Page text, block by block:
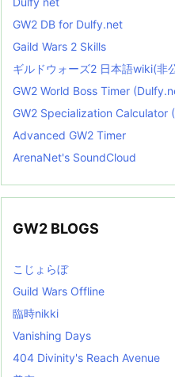
GW2 DB for Dulfy.net
Gaild Wars 2 Skills
ギルドウォーズ2 日本語wiki(非
GW2 World Boss Timer
GW2 Specialization Calculator
Advanced GW2 Timer
ArenaNet's SoundCloud
GW2 BLOGS
こじょらぼ
Guild Wars Offline
臨時nikki
Vanishing Days
404 Divinity's Reach Avenue